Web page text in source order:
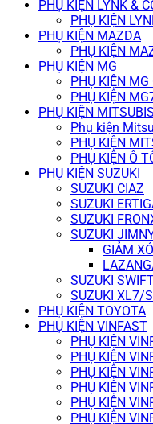
PHỤ KIỆN LYNK &
PHỤ KIỆN
PHỤ KIỆN MAZDA
PHỤ KIỆN
PHỤ KIỆN MG
PHỤ KIỆN MG
PHỤ KIỆN
PHỤ KIỆN
Phụ kiện
PHỤ KIỆN
PHỤ KIỆN Ô
PHỤ KIỆN SUZUKI
SUZUKI CIAZ
SUZUKI
SUZUKI
SUZUKI
GIẢM
SUZUKI
SUZUKI XL7/
PHỤ KIỆN TOYOTA
PHỤ KIỆN VINFAST
PHỤ KIỆN
PHỤ KIỆN
PHỤ KIỆN
PHỤ KIỆN
PHỤ KIỆN
PHỤ KIỆN